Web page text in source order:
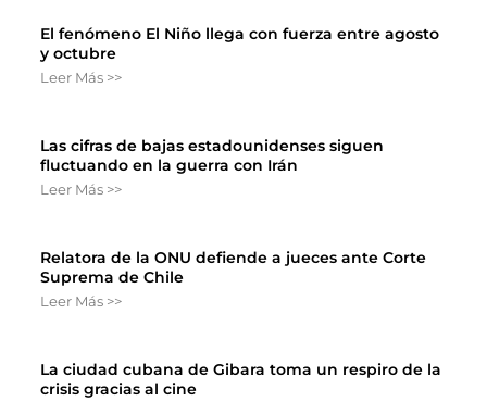
El fenómeno El Niño llega con fuerza entre agosto
y octubre
Leer Más >>
Las cifras de bajas estadounidenses siguen
fluctuando en la guerra con Irán
Leer Más >>
Relatora de la ONU defiende a jueces ante Corte
Suprema de Chile
Leer Más >>
La ciudad cubana de Gibara toma un respiro de la
crisis gracias al cine